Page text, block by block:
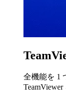
全機能を 1